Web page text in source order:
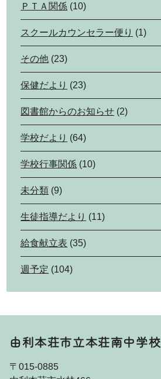
ＰＴＡ関係 (10)
スクールカウンセラー便り (1)
その他 (23)
保健だより (23)
図書館からのお知らせ (2)
学校だより (64)
学校行事関係 (10)
未分類 (9)
生徒指導だより (11)
給食献立表 (35)
週予定 (104)
由利本荘市立本荘南中学校
〒015-0885